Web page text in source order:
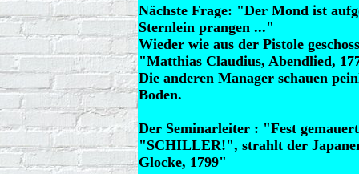
Nächste Frage: "Der Mond ist
Sternlein prangen ..."
Wieder wie aus der Pistole
"Matthias Claudius, Abendlied,
Die anderen Manager schauen
Boden.
Der Seminarleiter : "Fest
"SCHILLER!", strahlt der
Glocke, 1799"